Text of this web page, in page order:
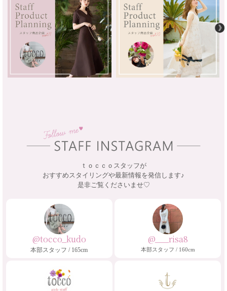
ｔｏｃｃｏスタッフが
おすすめスタイリングや最新情報を発信します♪
是非ご覧くださいませ♡
@tocco_kudo
本部スタッフ / 165cm
@___risa8
本部スタッフ / 160cm